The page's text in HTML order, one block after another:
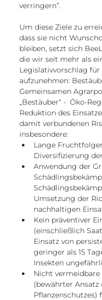
verringern”.
Um diese Ziele zu
dass sie nicht
bleiben, setzt sich
die wir seit mehr als
Legislativvorschlag
aufzunehmen:
Gemeinsamen
„Bestäuber“ -  Öko-
Reduktion des
damit verbundenen
insbesondere:
Lange
Diversifizierung
Anwendung der
Umsetzung der
nachhaltigen
Kein präventiver
(einschließlich
Einsatz von
geringer als 15
Insekten
Nicht
(bewährter
Pflanzenschutzes)